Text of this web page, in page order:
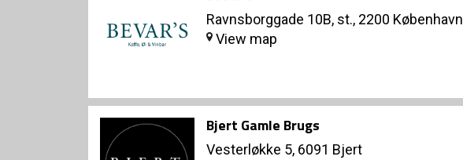
Ravnsborggade 10B, st., 2200 København
View map
Bjert Gamle Brugs
Vesterløkke 5, 6091 Bjert